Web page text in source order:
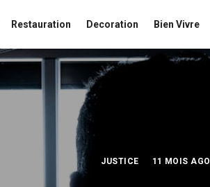
Restauration Decoration Bien Vivre
JUSTICE 11 MOIS AGO